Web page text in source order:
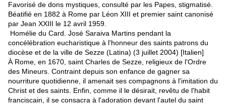
Favorisé de dons mystiques, consulté par les Papes, stigmatisé.
Béatifié en 1882 à Rome par Léon XIII et premier saint canonisé
par Jean XXIII le 12 avril 1959.
Homélie du Card. José Saraiva Martins pendant la
concélébration eucharistique à l'honneur des saints patrons du
diocèse et de la ville de Sezze (Latina) (3 juillet 2004) [Italien]
À Rome, en 1670, saint Charles de Sezze, religieux de l'Ordre
des Mineurs. Contraint depuis son enfance de gagner sa
nourriture quotidienne, il amenait ses compagnons à l'imitation du
Christ et des saints. Enfin, comme il le désirait, revêtu de l'habit
franciscain, il se consacra à l'adoration devant l'autel du saint